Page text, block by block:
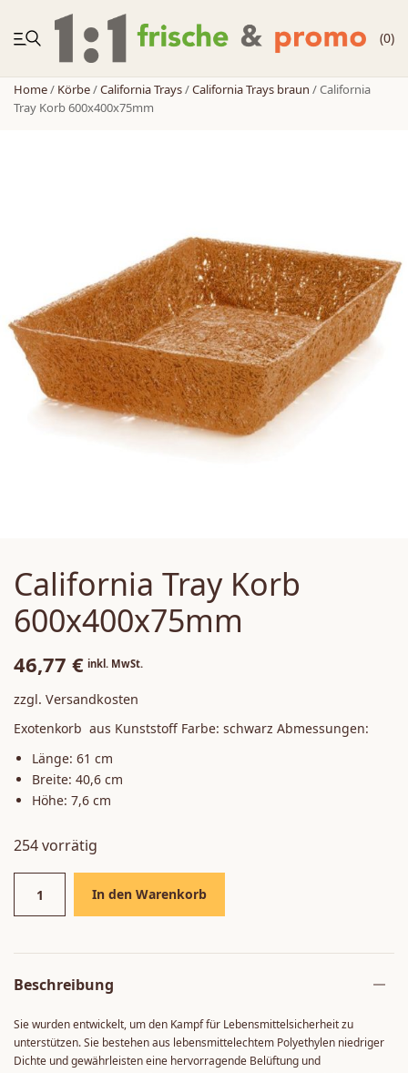
(0)
Home/ Körbe/California Trays/California Trays braun / California
Tray Korb 600x400x75mm
California Tray Korb
600x400x75mm
46,77€ inkl. MwSt.
zzgl. Versandkosten
Exotenkorb aus Kunststoff Farbe: schwarzAbmessungen:
Länge: 61 cm
Breite: 40,6 cm
Höhe: 7,6 cm
254 vorrätig
In den Warenkorb
Beschreibung
Sie wurden entwickelt, um den Kampf für Lebensmittelsicherheit zu
unterstützen. Sie bestehen aus lebensmittelechtem Polyethylen niedriger
Dichte und gewährleisten eine hervorragende Belüftung und
Zweitplatzierung
Möbelregale
Sale / Aktionen